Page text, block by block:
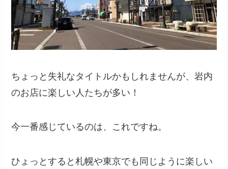
ちょっと失礼なタイトルかもしれませんが、岩内
のお店に楽しい人たちが多い！
今一番感じているのは、これですね。
ひょっとすると札幌や東京でも同じように楽しい